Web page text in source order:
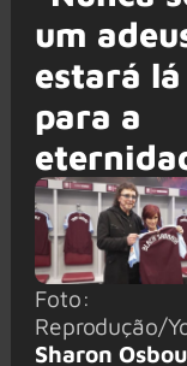
um
estará lá
para a
Foto:
Reprodução/
Sharon